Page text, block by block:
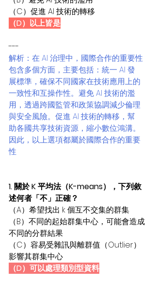
（C）促進 AI 技術的轉移
（D）以上皆是
---
解析：在 AI 治理中，國際合作的重要性
包含多個方面，主要包括：統一 AI 發
展標準，確保不同國家在技術應用上的
一致性和互操作性。避免 AI 技術的濫
用，透過跨國監管和政策協調減少倫理
與安全風險。促進 AI 技術的轉移，幫
助各國共享技術資源，縮小數位鴻溝。
因此，以上選項都屬於國際合作的重要
性
1. 關於 K 平均法（K-means），下列敘
述何者「不」正確？
（A）希望找出 k 個互不交集的群集
（B）不同的起始群集中心，可能會造成
不同的分群結果
（C）容易受雜訊與離群值（Outlier）
影響其群集中心
（D）可以處理類別型資料